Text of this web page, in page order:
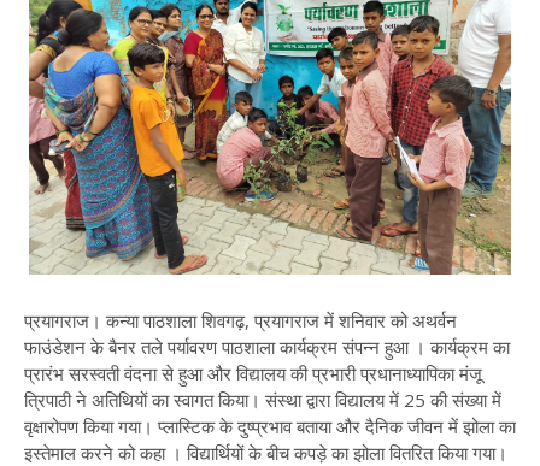
प्रयागराज। कन्या पाठशाला शिवगढ़, प्रयागराज में शनिवार को अथर्वन
फाउंडेशन के बैनर तले पर्यावरण पाठशाला कार्यक्रम संपन्न हुआ । कार्यक्रम का
प्रारंभ सरस्वती वंदना से हुआ और विद्यालय की प्रभारी प्रधानाध्यापिका मंजू
त्रिपाठी ने अतिथियों का स्वागत किया। संस्था द्वारा विद्यालय में 25 की संख्या में
वृक्षारोपण किया गया। प्लास्टिक के दुष्प्रभाव बताया और दैनिक जीवन में झोला का
इस्तेमाल करने को कहा । विद्यार्थियों के बीच कपड़े का झोला वितरित किया गया।